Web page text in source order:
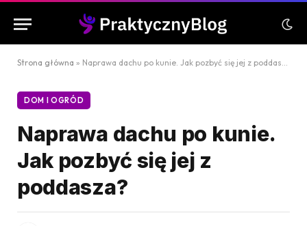
Strona główna » Naprawa dachu po kunie. Jak pozbyć się jej z poddasza?
DOM I OGRÓD
Naprawa dachu po kunie.
Jak pozbyć się jej z
poddasza?